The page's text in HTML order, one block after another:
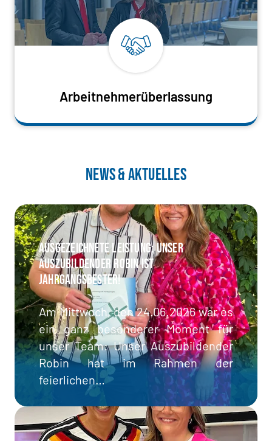
Arbeitnehmerüberlassung
NEWS & AKTUELLES
Ausgezeichnete Leistung: Unser
Auszubildender Robin ist
Jahrgangsbester!
Am Mittwoch, den 24.06.2026 war es
ein ganz besonderer Moment für
unser Team: Unser Auszubildender
Robin hat im Rahmen der
feierlichen…